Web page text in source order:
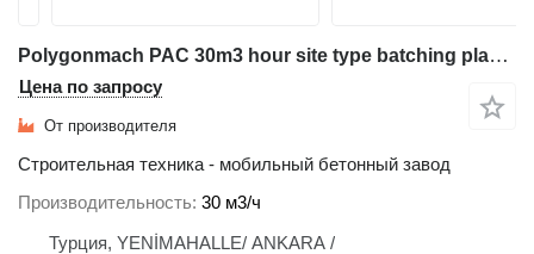
Polygonmach PAC 30m3 hour site type batching plant- ultra mobile
Цена по запросу
От производителя
Строительная техника - мобильный бетонный завод
Производительность 30 м3/ч
Турция, YENİMAHALLE/ ANKARA /